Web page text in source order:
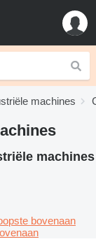
machines
machines
bovenaan